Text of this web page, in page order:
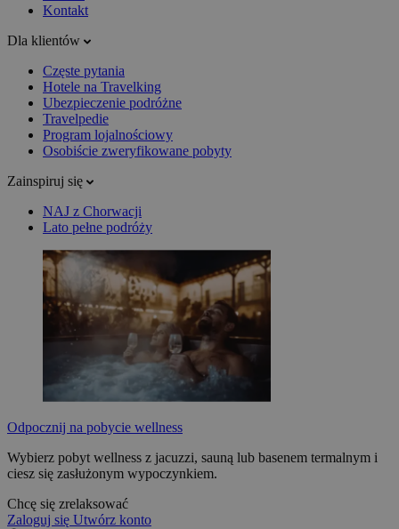
Kontakt
Dla klientów
Częste pytania
Hotele na Travelking
Ubezpieczenie podróżne
Travelpedie
Program lojalnościowy
Osobiście zweryfikowane pobyty
Zainspiruj się
NAJ z Chorwacji
Lato pełne podróży
Odpocznij na pobycie wellness
Wybierz pobyt wellness z jacuzzi, sauną lub basenem termalnym i
ciesz się zasłużonym wypoczynkiem.
Chcę się zrelaksować
Zaloguj się Utwórz konto